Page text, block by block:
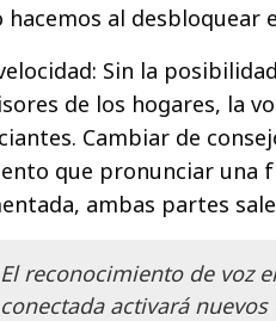
hacemos al
Sin la
de los hogares, la
Cambiar de
que pronunciar una
ambas partes
El reconocimiento de voz
conectada activará